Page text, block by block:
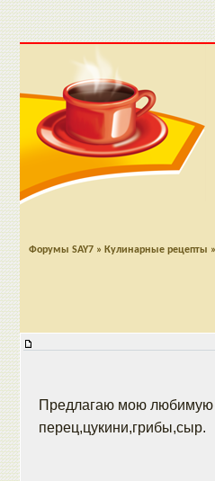
Форумы SAY7 » Кулинарные рецепты »
Предлагаю мою любимую
перец,цукини,грибы,сыр.